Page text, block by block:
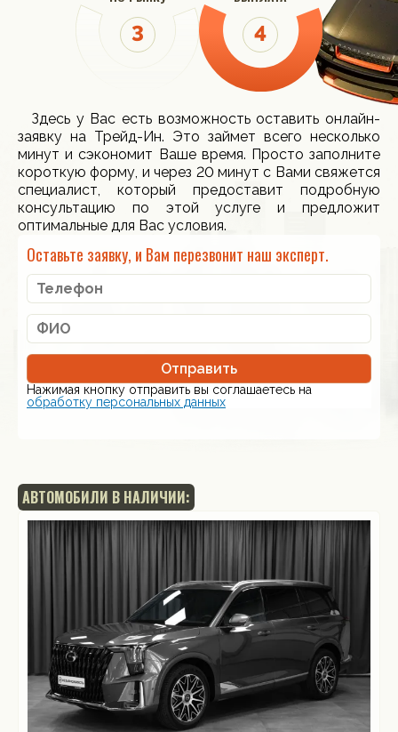
Здесь у Вас есть возможность оставить онлайн-
заявку на Трейд-Ин. Это займет всего несколько
минут и сэкономит Ваше время. Просто заполните
короткую форму, и через 20 минут с Вами свяжется
специалист, который предоставит подробную
консультацию по этой услуге и предложит
оптимальные для Вас условия.
Оставьте заявку, и Вам перезвонит наш эксперт.
Отправить
Нажимая кнопку отправить вы соглашаетесь на
обработку персональных данных
АВТОМОБИЛИ В НАЛИЧИИ: